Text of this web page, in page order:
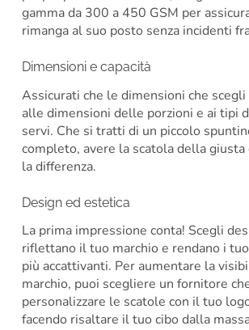
gamma da 300 a 450 GSM per
rimanga al suo posto senza incidenti
Dimensioni e capacità
Assicurati che le dimensioni che
alle dimensioni delle porzioni e ai tipi
servi. Che si tratti di un piccolo
completo, avere la scatola della
la differenza.
Design ed estetica
La prima impressione conta! Scegli
riflettano il tuo marchio e rendano i
più accattivanti. Per aumentare la
marchio, puoi scegliere un fornitore
personalizzare le scatole con il tuo logo
facendo risaltare il tuo cibo dalla